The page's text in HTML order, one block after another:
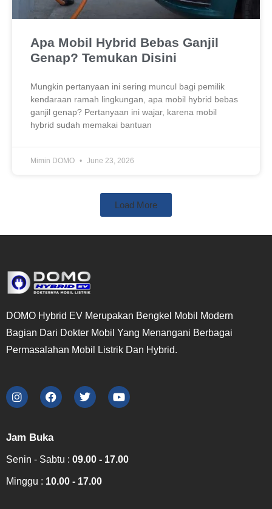
Apa Mobil Hybrid Bebas Ganjil
Genap? Temukan Disini
Mungkin pertanyaan ini sering muncul bagi pemilik
kendaraan ramah lingkungan, apa mobil hybrid bebas
ganjil genap? Pertanyaan ini wajar, karena mobil
hybrid sudah memakai bantuan
Mimin DOMO June 23, 2026
Load More
DOMO Hybrid EV Merupakan Bengkel Mobil Modern
Bagian Dari Dokter Mobil Yang Menangani Berbagai
Permasalahan Mobil Listrik Dan Hybrid.
Jam Buka
Senin - Sabtu : 09.00 - 17.00
Minggu : 10.00 - 17.00